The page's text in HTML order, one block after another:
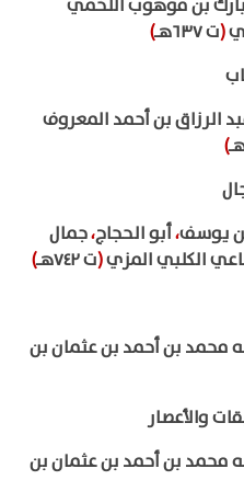
بن موهوب اللخمي
(ت ٦٣٧هـ
)
الرزاق بن أحمد المعروف
)
يوسف،أبو الحجاج،جمال
الكلبي المزي(ت ٧٤٢هـ
)
محمد بن أحمد بن عثمان بن
والأعصار
محمد بن أحمد بن عثمان بن